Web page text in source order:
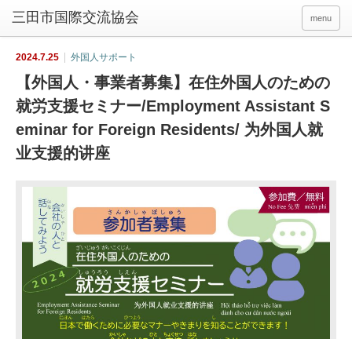
menu
2024.7.25 外国人サポート
【外国人・事業者募集】在住外国人のための
就労支援セミナー/Employment Assistant S
eminar for Foreign Residents/ 为外国人就
业支援的讲座